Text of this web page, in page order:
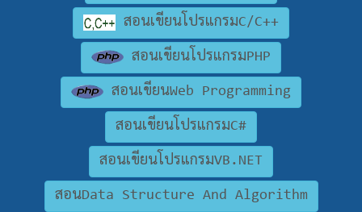
สอนเขียนโปรแกรมC/C++
สอนเขียนโปรแกรมPHP
สอนเขียนWeb Programming
สอนเขียนโปรแกรมC#
สอนเขียนโปรแกรมVB.NET
สอนData Structure And Algorithm